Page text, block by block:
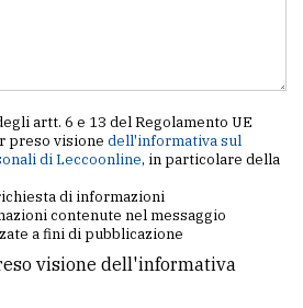
artt. 6 e 13 del Regolamento UE
preso visione dell'informativa sul
di Leccoonline, in particolare della
di informazioni
contenute nel messaggio
a fini di pubblicazione
visione dell'informativa